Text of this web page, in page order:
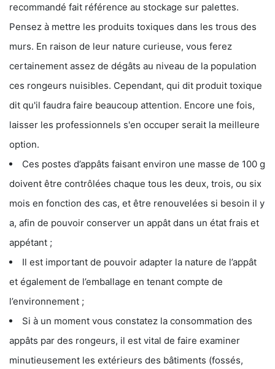
recommandé fait référence au stockage sur palettes.
Pensez à mettre les produits toxiques dans les trous des
murs. En raison de leur nature curieuse, vous ferez
certainement assez de dégâts au niveau de la population
ces rongeurs nuisibles. Cependant, qui dit produit toxique
dit qu'il faudra faire beaucoup attention. Encore une fois,
laisser les professionnels s'en occuper serait la meilleure
option.
Ces postes d’appâts faisant environ une masse de 100 g
doivent être contrôlées chaque tous les deux, trois, ou six
mois en fonction des cas, et être renouvelées si besoin il y
a, afin de pouvoir conserver un appât dans un état frais et
appétant ;
Il est important de pouvoir adapter la nature de l’appât
et également de l’emballage en tenant compte de
l’environnement ;
Si à un moment vous constatez la consommation des
appâts par des rongeurs, il est vital de faire examiner
minutieusement les extérieurs des bâtiments (fossés,